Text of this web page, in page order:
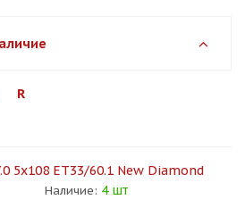
R
5x108 ET33/60.1 New Diamond
Наличие: 4 шт